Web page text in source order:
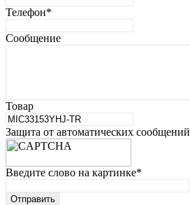
Телефон*
Сообщение
Товар
Защита от автоматических сообщений
Введите слово на картинке*